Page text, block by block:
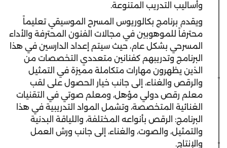
وأساليب التدريب المتنوعة.
ويقدم برنامج بكالوريوس المسرح الموسيقي تعليماً
محترفاً للموهوبين في مجالات الفنون المحترفة والأداء
المسرحي بشكل عام، حيث سيتم إعداد الدارسين في هذا
البرنامج وتدريبهم كفنانين متعددي التخصصات من
الذين يظهرون مهارات متكاملة مميزة في التمثيل
والرقص والغناء، إلى جانب خيار الحصول على لقب
معلم رقص دولي مؤهل، ومعلم صوتي في التقنيات
الغنائية المتخصصة، وتشمل المواد التدريبية في هذا
البرنامج: الرقص بأنواعه المختلفة، واللياقة البدنية
والتمثيل، والصوت، والغناء، إلى جانب ورش العمل
والإنتاج.